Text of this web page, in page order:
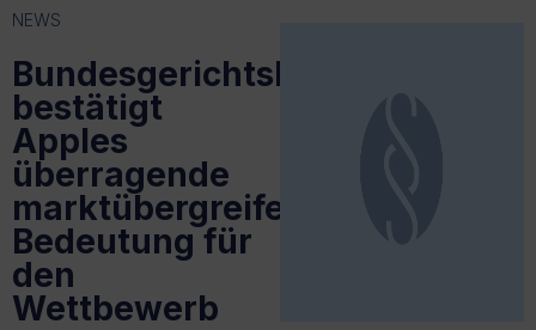
NEWS
Bundesgerichtshof
bestätigt
Apples
überragende
marktübergreifende
Bedeutung für
den
Wettbewerb